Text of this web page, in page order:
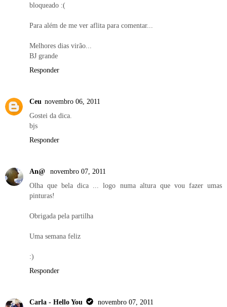
bloqueado :(
Para além de me ver aflita para comentar...
Melhores dias virão...
BJ grande
Responder
Ceu novembro 06, 2011
Gostei da dica.
bjs
Responder
An@
novembro 07, 2011
Olha que bela dica ... logo numa altura que vou fazer umas
pinturas!
Obrigada pela partilha
Uma semana feliz
:)
Responder
Carla - Hello You
novembro 07, 2011